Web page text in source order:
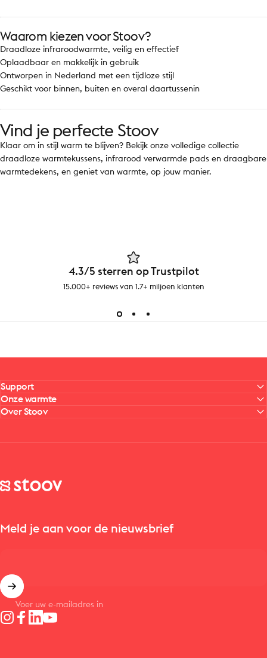
Waarom kiezen voor Stoov?
Draadloze infraroodwarmte, veilig en effectief
Oplaadbaar en makkelijk in gebruik
Ontworpen in Nederland met een tijdloze stijl
Geschikt voor binnen, buiten en overal daartussenin
Vind je perfecte Stoov
Klaar om in stijl warm te blijven? Bekijk onze volledige collectie
draadloze warmtekussens, infrarood verwarmde pads en draagbare
warmtedekens, en geniet van warmte, op jouw manier.
4.3/5 sterren op Trustpilot
15.000+ reviews van 1.7+ miljoen klanten
Support
Onze warmte
Over Stoov
Stoov® | Cordless Heated Cushions & Blankets
Meld je aan voor de nieuwsbrief
Voer uw e-mailadres in